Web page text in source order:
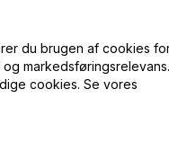
du brugen af cookies
markedsføringsrelevans.
cookies. Se vores